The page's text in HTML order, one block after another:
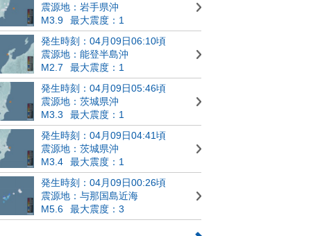
震源地：岩手県沖
M3.9
最大震度：1
発生時刻：04月09日06:10頃
震源地：能登半島沖
M2.7
最大震度：1
発生時刻：04月09日05:46頃
震源地：茨城県沖
M3.3
最大震度：1
発生時刻：04月09日04:41頃
震源地：茨城県沖
M3.4
最大震度：1
発生時刻：04月09日00:26頃
震源地：与那国島近海
M5.6
最大震度：3